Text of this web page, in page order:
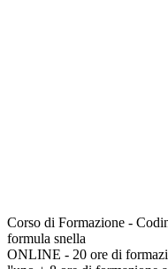
Corso di Formazione -
formula snella
ONLINE - 20 ore di